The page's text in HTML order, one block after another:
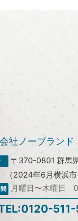
社ノーブランド
〒370-0801 群馬
（2024年6月横浜市
月曜日〜木曜日